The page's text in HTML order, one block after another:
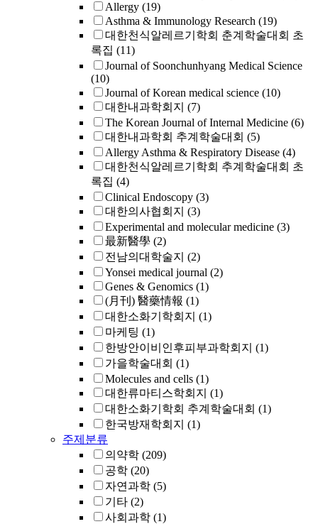
Allergy (19)
Asthma & Immunology Research (19)
대한천식알레르기학회 춘계학술대회 초
록집 (11)
Journal of Soonchunhyang Medical Science
(10)
Journal of Korean medical science (10)
대한내과학회지 (7)
The Korean Journal of Internal Medicine (6)
대한내과학회 추계학술대회 (5)
Allergy Asthma & Respiratory Disease (4)
대한천식알레르기학회 추계학술대회 초
록집 (4)
Clinical Endoscopy (3)
대한의사협회지 (3)
Experimental and molecular medicine (3)
最新醫學 (2)
전남의대학술지 (2)
Yonsei medical journal (2)
Genes & Genomics (1)
(月刊) 醫藥情報 (1)
대한소화기학회지 (1)
마케팅 (1)
한방안이비인후피부과학회지 (1)
가을학술대회 (1)
Molecules and cells (1)
대한류마티스학회지 (1)
대한소화기학회 추계학술대회 (1)
한국방재학회지 (1)
주제분류
의약학 (209)
공학 (20)
자연과학 (5)
기타 (2)
사회과학 (1)